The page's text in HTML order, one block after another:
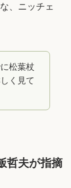
、ニッチェ
松葉杖
く見て
哲夫が指摘